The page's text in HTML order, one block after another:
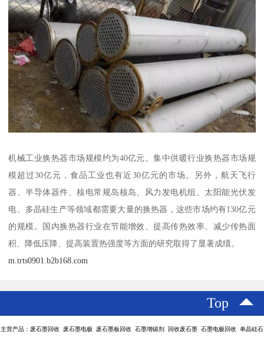
机械工业换热器市场规模约为40亿元。集中供暖行业换热器市场规
模超过30亿元，食品工业也有近30亿元的市场。另外，航天飞行
器、半导体器件、核电常规岛核岛、风力发电机组、太阳能光伏发
电、多晶硅生产等领域都需要大量的换热器，这些市场约有130亿元
的规模。国内换热器行业在节能增效、提高传热效率、减少传热面
积、降低压降、提高装置热强度等方面的研究取得了显著成绩。
m.trts0901.b2b168.com
Top
主营产品：废石墨回收 废石墨电极 废石墨板回收 石墨增碳剂 回收废石墨 石墨电极回收 单晶硅石